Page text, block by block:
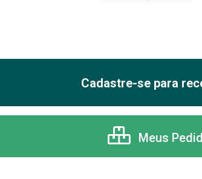
Cadastre-se para
Meus